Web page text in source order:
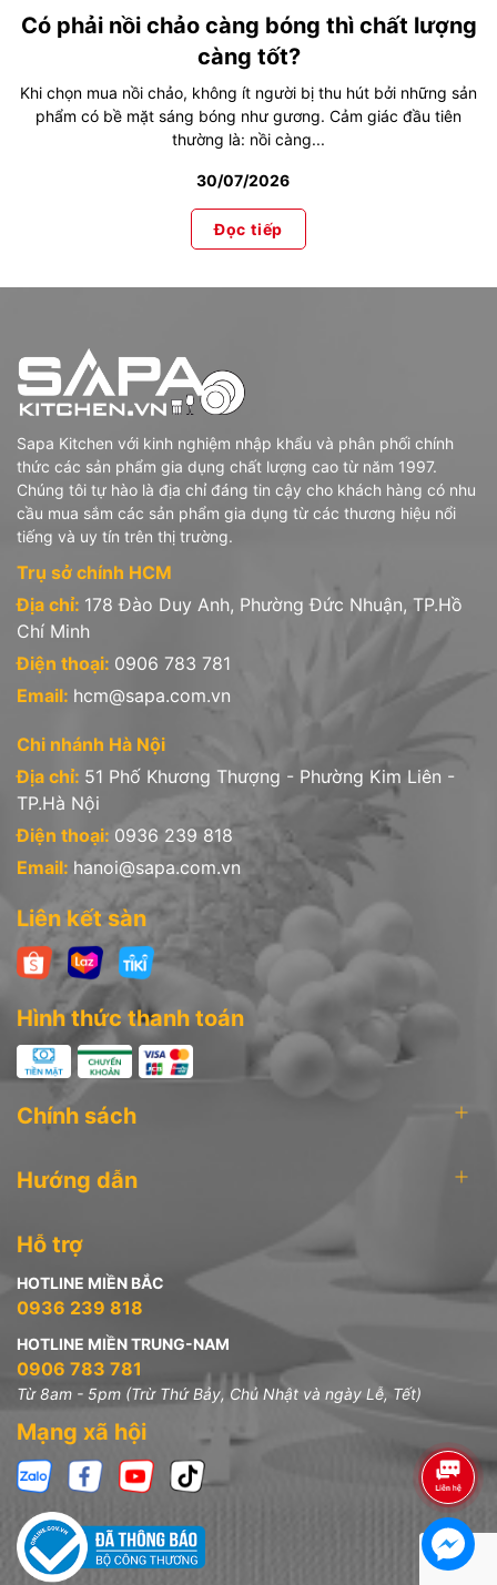
Có phải nồi chảo càng bóng thì chất lượng
càng tốt?
Khi chọn mua nồi chảo, không ít người bị thu hút bởi những sản
phẩm có bề mặt sáng bóng như gương. Cảm giác đầu tiên
thường là: nồi càng...
30/07/2026
Đọc tiếp
Sapa Kitchen với kinh nghiệm nhập khẩu và phân phối chính
thức các sản phẩm gia dụng chất lượng cao từ năm 1997.
Chúng tôi tự hào là địa chỉ đáng tin cậy cho khách hàng có nhu
cầu mua sắm các sản phẩm gia dụng từ các thương hiệu nổi
tiếng và uy tín trên thị trường.
Trụ sở chính HCM
Địa chỉ: 178 Đào Duy Anh, Phường Đức Nhuận, TP.Hồ
Chí Minh
Điện thoại: 0906 783 781
Email: hcm@sapa.com.vn
Chi nhánh Hà Nội
Địa chỉ: 51 Phố Khương Thượng - Phường Kim Liên -
TP.Hà Nội
Điện thoại: 0936 239 818
Email: hanoi@sapa.com.vn
Liên kết sàn
Hình thức thanh toán
Chính sách
Hướng dẫn
Hỗ trợ
HOTLINE MIỀN BẮC
0936 239 818
HOTLINE MIỀN TRUNG-NAM
0906 783 781
Từ 8am - 5pm (Trừ Thứ Bảy, Chủ Nhật và ngày Lễ, Tết)
Mạng xã hội